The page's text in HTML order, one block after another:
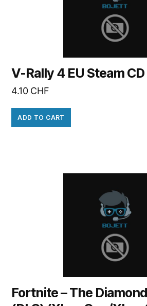
V-Rally 4 EU Steam
4.10 CHF
ADD TO CART
Fortnite – The